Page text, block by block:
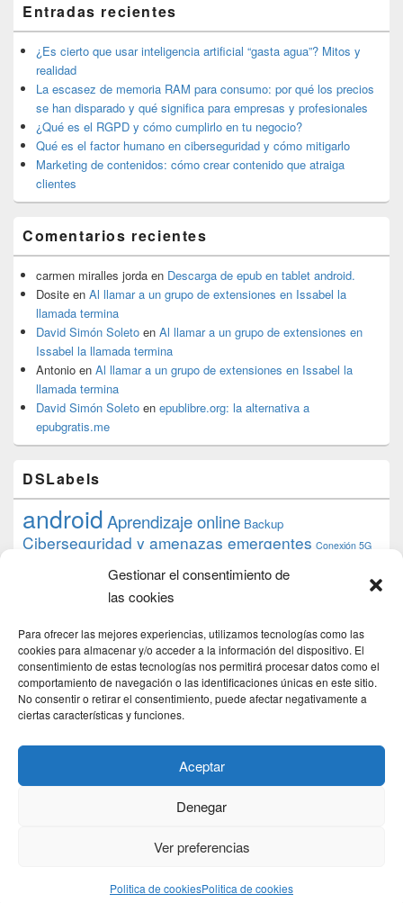
Gestionar el consentimiento de
las cookies
Para ofrecer las mejores experiencias, utilizamos tecnologías como las
cookies para almacenar y/o acceder a la información del dispositivo. El
consentimiento de estas tecnologías nos permitirá procesar datos como el
comportamiento de navegación o las identificaciones únicas en este sitio.
No consentir o retirar el consentimiento, puede afectar negativamente a
ciertas características y funciones.
Aceptar
Denegar
Ver preferencias
Politica de cookiesPolitica de cookies
área
de
widget
barra
lateral
primaria
Entradas recientes
¿Es cierto que usar inteligencia artificial “gasta agua”? Mitos y
realidad
La escasez de memoria RAM para consumo: por qué los precios
se han disparado y qué significa para empresas y profesionales
¿Qué es el RGPD y cómo cumplirlo en tu negocio?
Qué es el factor humano en ciberseguridad y cómo mitigarlo
Marketing de contenidos: cómo crear contenido que atraiga
clientes
Comentarios recientes
carmen miralles jorda en Descarga de epub en tablet android.
Dosite en Al llamar a un grupo de extensiones en Issabel la
llamada termina
David Simón Soleto en Al llamar a un grupo de extensiones en
Issabel la llamada termina
Antonio en Al llamar a un grupo de extensiones en Issabel la
llamada termina
David Simón Soleto en epublibre.org: la alternativa a
epubgratis.me
DSLabels
androidAprendizaje online Backup
Ciberseguridad y amenazas emergentes Conexión 5G
datos debian desarrollo web
Formación Google
iphone
proyecto PS4 python Raspberryraspberrypi
raspbian review Servidor Web Sostenibilidad
tecnológicaTecnología torrent
transmissiontutorial ubuntu server Windows
Theme: Catch Box byCatch Themes